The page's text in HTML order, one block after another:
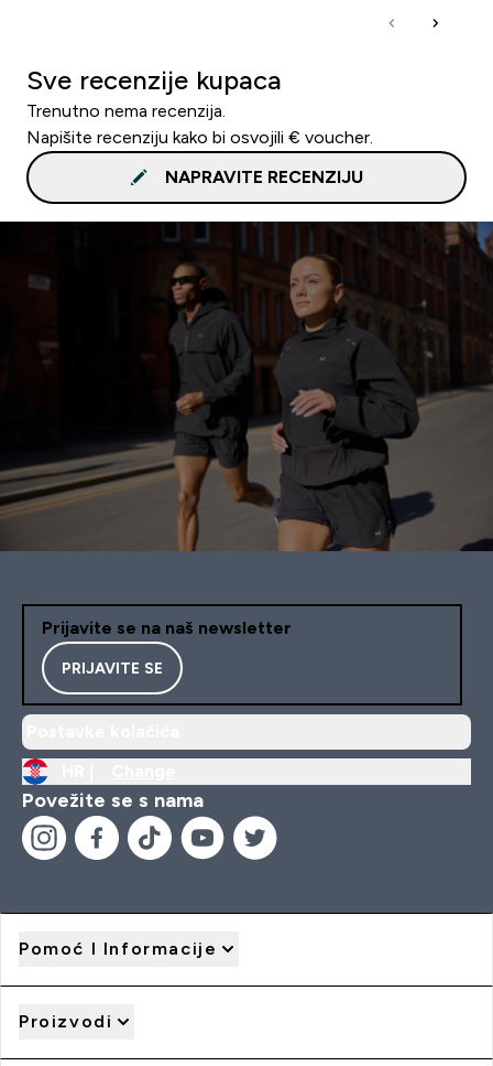
Sve recenzije kupaca
Trenutno nema recenzija.
Napišite recenziju kako bi osvojili € voucher.
NAPRAVITE RECENZIJU
Prijavite se na naš newsletter
PRIJAVITE SE
Povežite se s nama
Pomoć I Informacije
Proizvodi